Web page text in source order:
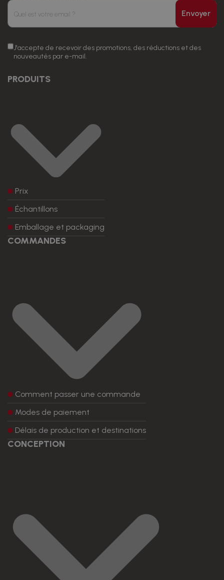
Envoyer
J'accepte de recevoir des promotions, des réductions et des
nouveautés par e-mail.
PRODUITS
Prix
Échantillons
Emballage et packaging
COMMANDES
Comment passer une commande
Modes de paiement
Délais de production et destinations
CONCEPTION